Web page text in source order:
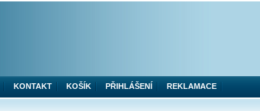
KONTAKT KOŠÍK PŘIHLÁŠENÍ REKLAMACE